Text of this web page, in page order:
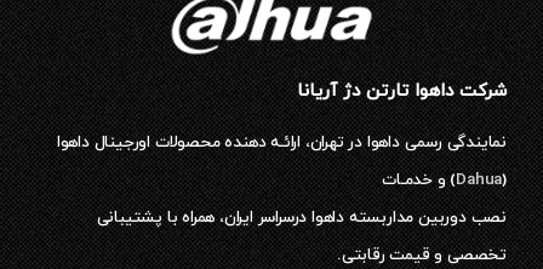
شرکت داهوا تارتن دژ آریانا
نمایندگی رسمی داهوا در تهران، ارائـه دهنده محصولات اورجینال داهوا
(
Dahua) و خدمـات
نصب دوربین مداربسته داهوا درسراسر ایران، همراه با پشتیبانی
تخصصی و قیمت رقابتی.